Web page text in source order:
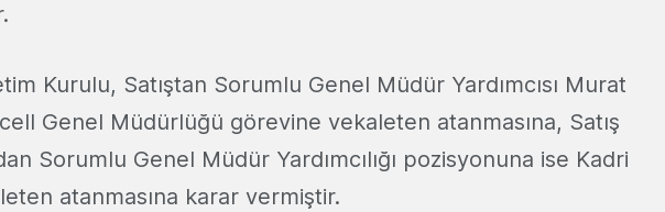
Kurulu, Satıştan Sorumlu Genel Müdür Yardımcısı Murat
Genel Müdürlüğü görevine vekaleten atanmasına, Satış
Sorumlu Genel Müdür Yardımcılığı pozisyonuna ise Kadri
atanmasına karar vermiştir.